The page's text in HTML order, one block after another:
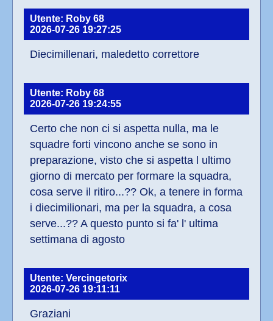
Utente: Roby 68
2026-07-26 19:27:25
Diecimillenari, maledetto correttore
Utente: Roby 68
2026-07-26 19:24:55
Certo che non ci si aspetta nulla, ma le
squadre forti vincono anche se sono in
preparazione, visto che si aspetta l ultimo
giorno di mercato per formare la squadra,
cosa serve il ritiro...?? Ok, a tenere in forma
i diecimilionari, ma per la squadra, a cosa
serve...?? A questo punto si fa' l' ultima
settimana di agosto
Utente: Vercingetorix
2026-07-26 19:11:11
Graziani